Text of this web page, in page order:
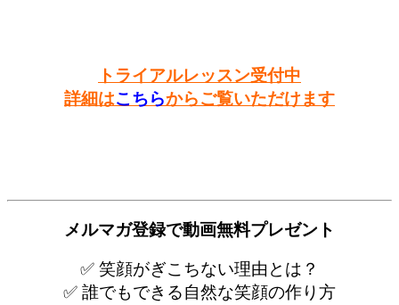
トライアルレッスン受付中
詳細はこちらからご覧いただけます
メルマガ登録で動画無料プレゼント
✅ 笑顔がぎこちない理由とは？
✅ 誰でもできる自然な笑顔の作り方